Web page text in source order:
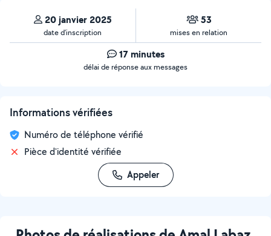
20 janvier 2025
date d’inscription
53
mises en relation
17 minutes
délai de réponse aux messages
Informations vérifiées
Numéro de téléphone vérifié
Pièce d'identité vérifiée
Appeler